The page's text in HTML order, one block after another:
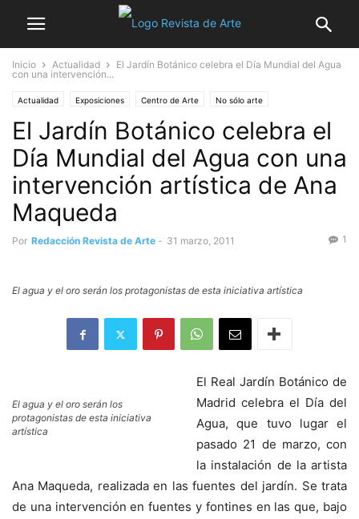
Inicio Actualidad
El Jardín Botánico celebra el Día Mundial del Agua
con una intervención...
Actualidad Exposiciones Centro de Arte No sólo arte
El Jardín Botánico celebra el
Día Mundial del Agua con una
intervención artística de Ana
Maqueda
Por Redacción Revista de Arte - 31 marzo, 2011 1
El agua y el oro serán los protagonistas de esta iniciativa artística
El agua y el oro serán los
protagonistas de esta iniciativa
artística
El Real Jardín Botánico de
Madrid celebra el Día del
Agua, que tuvo lugar el
pasado 21 de marzo, con
la instalación de la artista
Ana Maqueda, realizada en las fuentes del jardín. Se trata
de una intervención en fuentes y fontines en las que, bajo